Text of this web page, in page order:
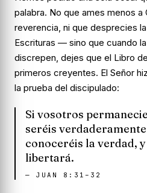
palabra. No que ames menos a
reverencia, ni que desprecies
Escrituras — sino que cuando
discrepen, dejes que el Libro
primeros creyentes. El Señor
la prueba del discipulado:
Si vosotros
seréis
conoceréis la verdad,
libertará.
— JUAN 8:31–32